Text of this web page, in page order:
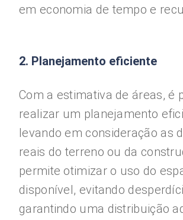
em economia de tempo e
2. Planejamento eficiente
Com a estimativa de áreas, é
realizar um planejamento
levando em consideração as
reais do terreno ou da
permite otimizar o uso do
disponível, evitando
garantindo uma distribuição